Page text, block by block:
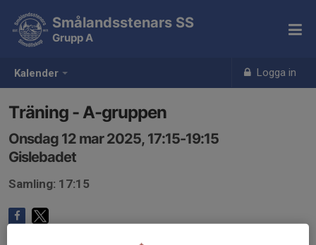
Kalender Logga in
Smålandsstenars SS
Grupp A
Träning - A-gruppen
Onsdag 12 mar 2025, 17:15-19:15
Gislebadet
Samling: 17:15